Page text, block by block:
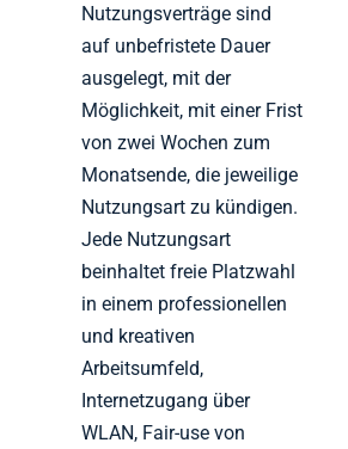
Nutzungsverträge sind
auf unbefristete Dauer
ausgelegt, mit der
Möglichkeit, mit einer Frist
von zwei Wochen zum
Monatsende, die jeweilige
Nutzungsart zu kündigen.
Jede Nutzungsart
beinhaltet freie Platzwahl
in einem professionellen
und kreativen
Arbeitsumfeld,
Internetzugang über
WLAN, Fair-use von